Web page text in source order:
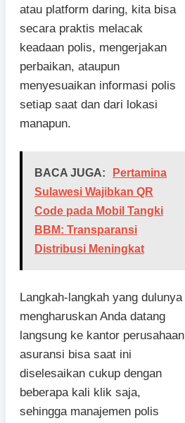
atau platform daring, kita bisa
secara praktis melacak
keadaan polis, mengerjakan
perbaikan, ataupun
menyesuaikan informasi polis
setiap saat dan dari lokasi
manapun.
BACA JUGA:
Pertamina
Sulawesi Wajibkan QR
Code pada Mobil Tangki
BBM: Transparansi
Distribusi Meningkat
Langkah-langkah yang dulunya
mengharuskan Anda datang
langsung ke kantor perusahaan
asuransi bisa saat ini
diselesaikan cukup dengan
beberapa kali klik saja,
sehingga manajemen polis